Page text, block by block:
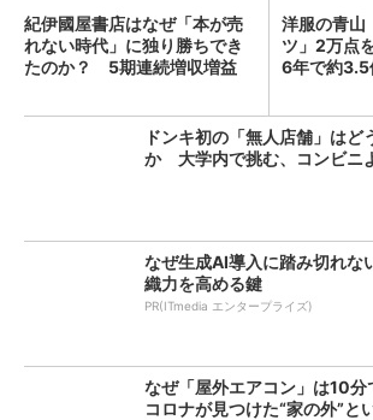
紀伊國屋書店はなぜ「本が売
れない時代」に独り勝ちでき
たのか？ 5期連続増収増益
洋服の青山
ツ」2万点
6年で約3.5
ドンキ初の「無人店舗」はど
か 大学内で挑む、コンビニ
なぜ生成AI導入に踏み切れ
織力を高める鍵
PR(ITmedia エンタープライズ)
なぜ「屋外エアコン」は10
コロナが見つけた“家の外”と